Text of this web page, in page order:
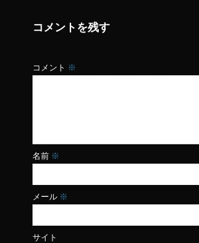
コメントを残す
コメント ※
名前 ※
メール ※
サイト